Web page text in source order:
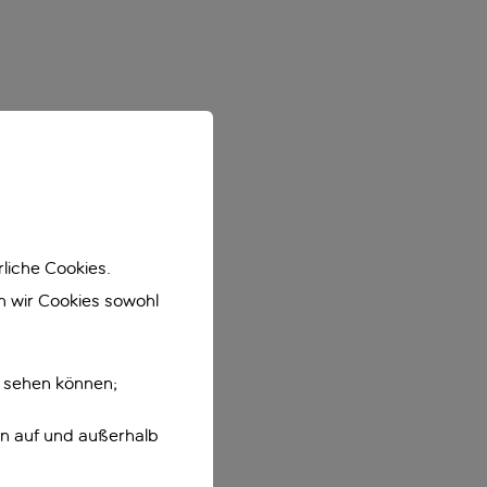
Cookies.
wir Cookies sowohl
können;
auf und außerhalb